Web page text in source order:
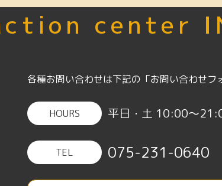
center
各種お問い合わせは下記の「お問い合わせ
HOURS 平日・土 10:00〜
TEL 075-231-0640